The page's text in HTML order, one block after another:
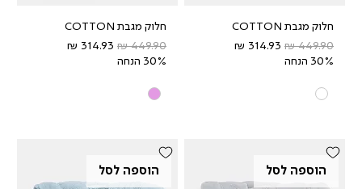
חלוק מגבת COTTON
מחיר רגיל
מחיר מבצע
30% הנחה
חלוק מגבת COTTON
מחיר רגיל
מחיר מבצע
30% הנחה
הוספה לסל הוספה לסל